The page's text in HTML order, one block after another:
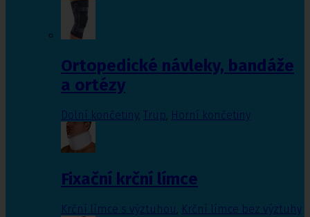
Ortopedické návleky, bandáže
a ortézy
Dolní končetiny, Trup, Horní končetiny
Fixační krční límce
Krční límce s výztuhou Krční límce bez výztuhy